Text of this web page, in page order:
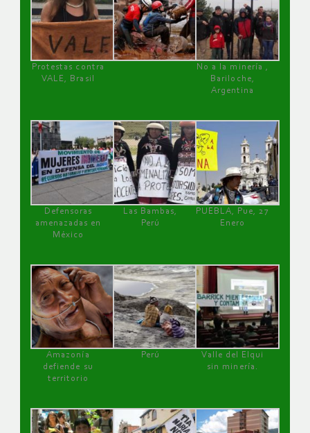
Protestas contra
VALE, Brasil
No a la minería ,
Bariloche,
Argentina
Defensoras
amenazadas en
México
Las Bambas,
Perú
PUEBLA, Pue, 27
Enero
Amazonía
defiende su
territorio
Perú
Valle del Elqui
sin minería.